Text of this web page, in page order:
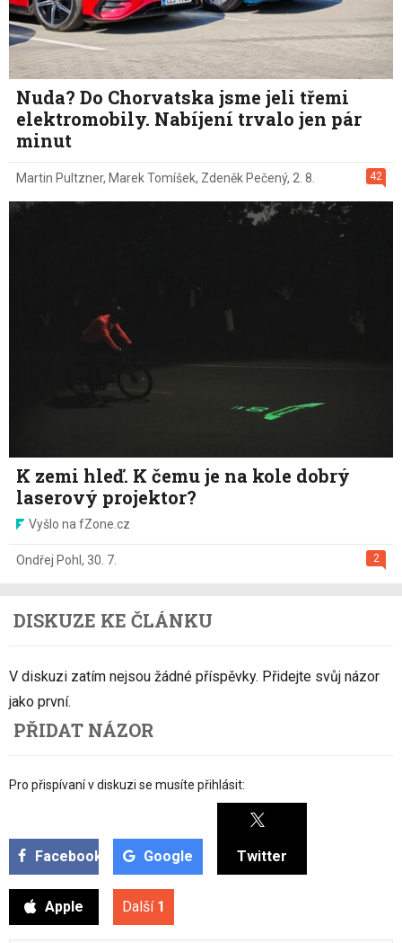
Nuda? Do Chorvatska jsme jeli třemi
elektromobily. Nabíjení trvalo jen pár
minut
42
Martin Pultzner, Marek Tomíšek, Zdeněk Pečený, 2. 8.
K zemi hleď. K čemu je na kole dobrý
laserový projektor?
Vyšlo na fZone.cz
2
Ondřej Pohl , 30. 7.
DISKUZE KE ČLÁNKU
V diskuzi zatím nejsou žádné příspěvky. Přidejte svůj názor
jako první.
PŘIDAT NÁZOR
Pro přispívaní v diskuzi se musíte přihlásit:
Facebook Google Twitter
Apple Další 1